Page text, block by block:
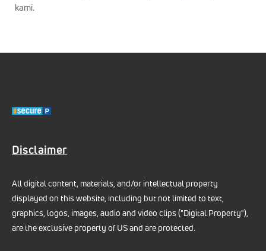
kami.
Disclaimer
All digital content, materials, and/or intellectual property
displayed on this website, including but not limited to text,
graphics, logos, images, audio and video clips ("Digital Property"),
are the exclusive property of US and are protected.